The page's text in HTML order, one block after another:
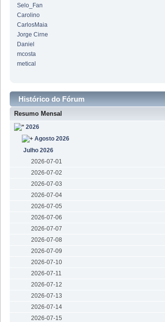
Selo_Fan
Carolino
CarlosMaia
Jorge Cirne
Daniel
mcosta
metical
Histórico do Fórum
Resumo Mensal
2026
Agosto 2026
Julho 2026
2026-07-01
2026-07-02
2026-07-03
2026-07-04
2026-07-05
2026-07-06
2026-07-07
2026-07-08
2026-07-09
2026-07-10
2026-07-11
2026-07-12
2026-07-13
2026-07-14
2026-07-15